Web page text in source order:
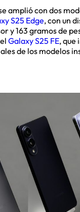
amplió con dos
S25 Edge, con un
y 163 gramos de
Galaxy S25 FE, que
de los modelos